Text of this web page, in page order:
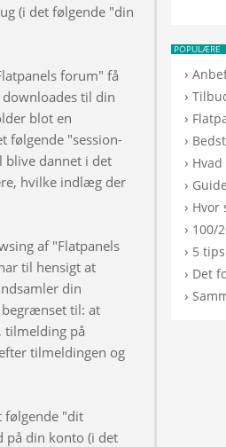
(i det følgende "din
forum" få
til din
blot en
følgende "session-
blive dannet i det
hvilke indlæg der
af "Flatpanels
til hensigt at
din
til: at
tilmelding på
tilmeldingen og
følgende "dit
på din konto (i det
POPULÆRE
›
›
›
›
›
›
› Hvor
› 100/
› 5
› Det
›